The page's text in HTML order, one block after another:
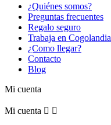
¿Quiénes somos?
Preguntas frecuentes
Regalo seguro
Trabaja en Cogolandia
¿Como llegar?
Contacto
Blog
Mi cuenta
Mi cuenta  